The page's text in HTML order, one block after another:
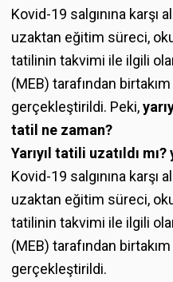
Kovid-19 salgınına karşı
uzaktan eğitim süreci,
tatilinin takvimi ile ilgili
(MEB) tarafından
gerçekleştirildi. Peki,
tatil ne zaman?
Yarıyıl tatili uzatıldı
Kovid-19 salgınına karşı
uzaktan eğitim süreci,
tatilinin takvimi ile ilgili
(MEB) tarafından
gerçekleştirildi.